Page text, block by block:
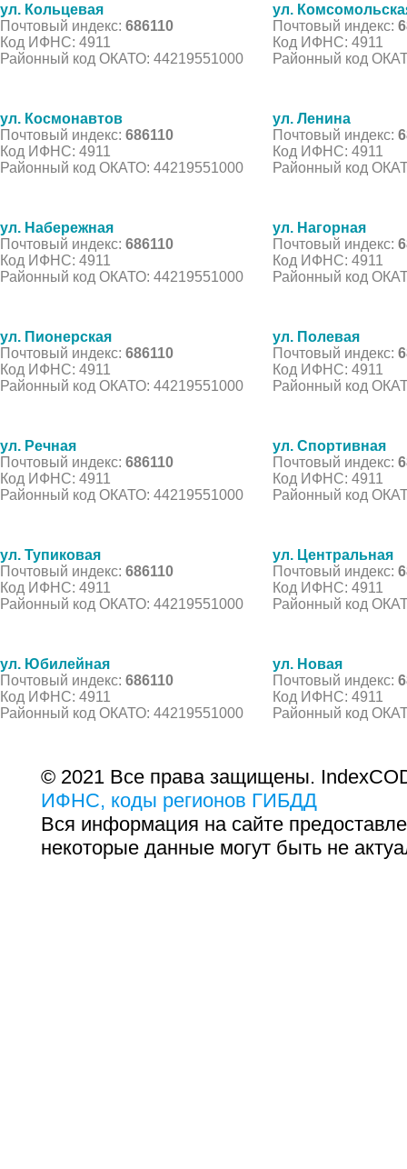
ул. Кольцевая
Почтовый индекс: 686110
Код ИФНС: 4911
Районный код ОКАТО: 44219551000
ул.
Почтовый индекс:
Код ИФНС: 4911
Районный код
ул. Космонавтов
Почтовый индекс: 686110
Код ИФНС: 4911
Районный код ОКАТО: 44219551000
ул. Ленина
Почтовый индекс:
Код ИФНС: 4911
Районный код
ул. Набережная
Почтовый индекс: 686110
Код ИФНС: 4911
Районный код ОКАТО: 44219551000
ул. Нагорная
Почтовый индекс:
Код ИФНС: 4911
Районный код
ул. Пионерская
Почтовый индекс: 686110
Код ИФНС: 4911
Районный код ОКАТО: 44219551000
ул. Полевая
Почтовый индекс:
Код ИФНС: 4911
Районный код
ул. Речная
Почтовый индекс: 686110
Код ИФНС: 4911
Районный код ОКАТО: 44219551000
ул. Спортивная
Почтовый индекс:
Код ИФНС: 4911
Районный код
ул. Тупиковая
Почтовый индекс: 686110
Код ИФНС: 4911
Районный код ОКАТО: 44219551000
ул. Центральная
Почтовый индекс:
Код ИФНС: 4911
Районный код
ул. Юбилейная
Почтовый индекс: 686110
Код ИФНС: 4911
Районный код ОКАТО: 44219551000
ул. Новая
Почтовый индекс:
Код ИФНС: 4911
Районный код
© 2021 Все права защищены.
ИФНС, коды регионов ГИБДД
Вся информация на сайте
некоторые данные могут быть не